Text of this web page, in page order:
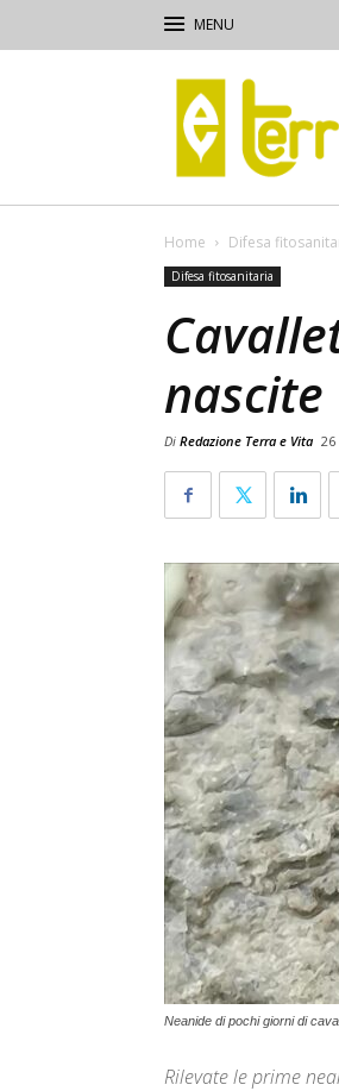
Terra
e
Vita
Home Difesa
Difesa fitosanitaria
nascite
Di Redazione Terra e Vita 26
Neanide di pochi giorni di
Rilevate le prime